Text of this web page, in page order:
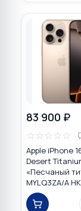
83 900 ₽
☆☆☆☆☆
Apple iPhone
Desert
«Песчаный
MYLQ3ZA/A
SIM